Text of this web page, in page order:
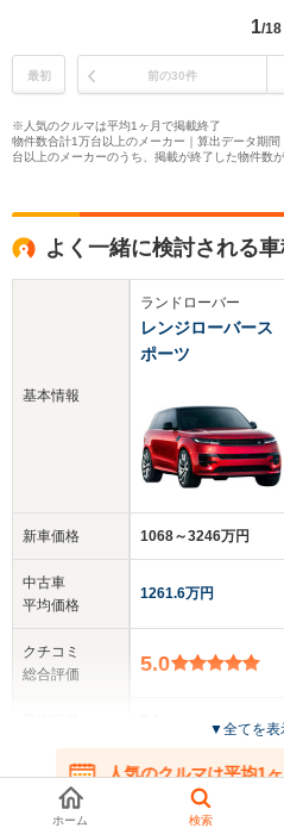
1/18
最初 前の30件
※人気のクルマは平均1ヶ月で掲載終了
物件数合計1万台以上のメーカー｜算出データ期
台以上のメーカーのうち、掲載が終了した物件数
よく一緒に検討される
基本情報
新車価格
中古車
平均価格
クチコミ
総合評価
ランドローバー
レンジローバース
ポーツ
1068～3246万円
1261.6万円
5.0
5ドア
全高
▼全てを表
お探しの条件で360°画
人気のクルマは平均1
在庫が無くなる前にお問い
ホーム 検索